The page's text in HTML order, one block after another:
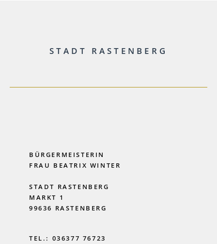
STADT RASTENBERG
BÜRGERMEISTERIN
FRAU BEATRIX WINTER
STADT RASTENBERG
MARKT 1
99636 RASTENBERG
TEL.: 036377 76723